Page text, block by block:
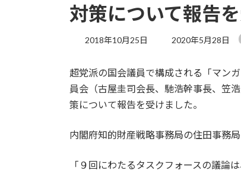
対策について報告を
2018年10月25日
最
新
日
時
:
2020年5月28日
超党派の国会議員で構成される「マン
員会（古屋圭司会長、馳浩幹事長、笠
策について報告を受けました。
内閣府知的財産戦略事務局の住田事務局
「９回にわたるタスクフォースの議論